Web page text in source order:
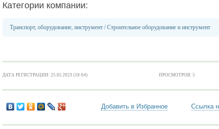
Категории компании:
Транспорт, оборудование, инструмент /Строительное оборудование и инструмент
ДАТА РЕГИСТРАЦИИ: 25.05.2023 (18:04) ПРОСМОТРОВ: 5
Добавить в Избранное Ссылка